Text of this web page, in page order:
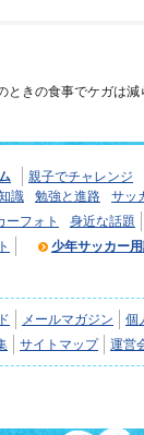
ときの食事でケガは
親子でチャレンジ
識 勉強と進路
サッ
ーフォト
身近な話題
少年サッカー
メールマガジン 個
サイトマップ 運営